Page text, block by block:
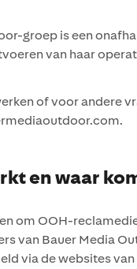
groep is een
van haar
of voor andere
en waar
om OOH-
van Bauer Media
via de websites